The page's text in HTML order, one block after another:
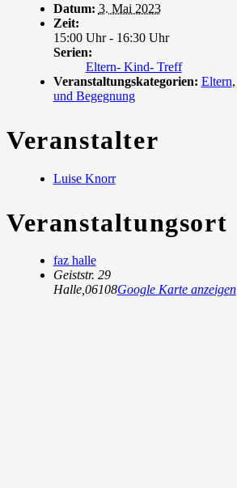
Datum: 3. Mai 2023
Zeit:
15:00 Uhr - 16:30 Uhr
Serien:
Eltern- Kind- Treff
Veranstaltungskategorien: Eltern,
und Begegnung
Veranstalter
Luise Knorr
Veranstaltungsort
faz halle
Geiststr. 29
Halle, 06108Google Karte anzeigen